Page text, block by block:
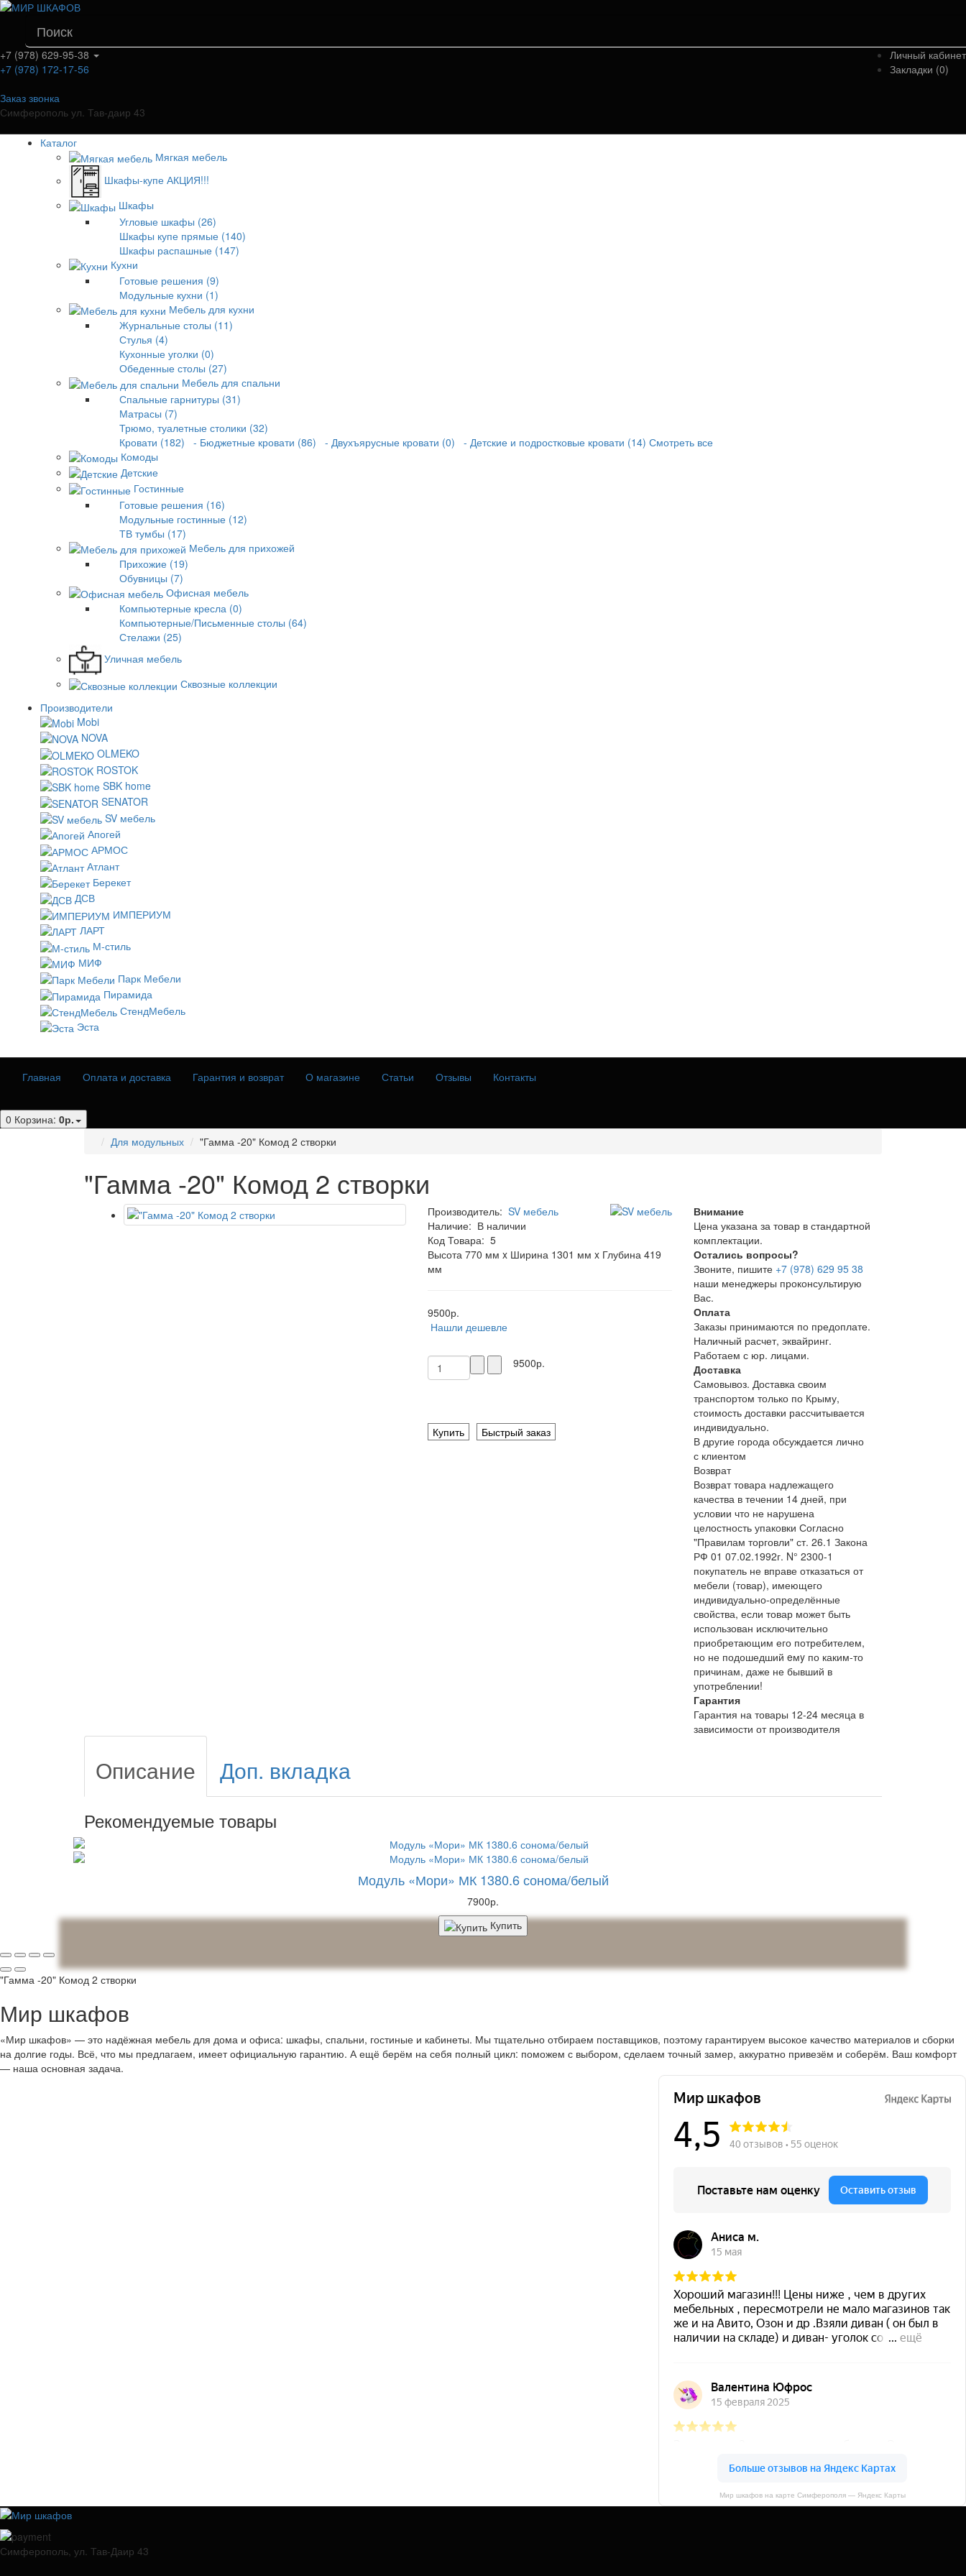
Личный кабинет
Закладки (0)
+7 (978) 629-95-38
+7 (978) 172-17-56
Заказ звонка
Симферополь ул. Тав-даир 43
Каталог
Мягкая мебель
Шкафы-купе АКЦИЯ!!!
Шкафы
Угловые шкафы (26)
Шкафы купе прямые (140)
Шкафы распашные (147)
Кухни
Готовые решения (9)
Модульные кухни (1)
Мебель для кухни
Журнальные столы (11)
Стулья (4)
Кухонные уголки (0)
Обеденные столы (27)
Мебель для спальни
Спальные гарнитуры (31)
Матрасы (7)
Трюмо, туалетные столики (32)
Кровати (182)
- Бюджетные кровати (86) - Двухъярусные кровати (0) - Детские и подростковые кровати (14) Смотреть все
Комоды
Детские
Гостинные
Готовые решения (16)
Модульные гостинные (12)
ТВ тумбы (17)
Мебель для прихожей
Прихожие (19)
Обувницы (7)
Офисная мебель
Компьютерные кресла (0)
Компьютерные/Письменные столы (64)
Стелажи (25)
Уличная мебель
Сквозные коллекции
Производители
Mobi
NOVA
OLMEKO
ROSTOK
SBK home
SENATOR
SV мебель
Апогей
АРМОС
Атлант
Берекет
ДСВ
ИМПЕРИУМ
ЛАРТ
М-стиль
МИФ
Парк Мебели
Пирамида
СтендМебель
Эста
Главная Оплата и доставка Гарантия и возврат О магазине Статьи Отзывы Контакты
0 Корзина: 0р.
Для модульных
"Гамма -20" Комод 2 створки
"Гамма -20" Комод 2 створки
Производитель: SV мебель
Наличие: В наличии
Код Товара: 5
Высота 770 мм x Ширина 1301 мм x Глубина 419
мм
9500р.
Нашли дешевле
9500р.
Купить Быстрый заказ
Внимание
Цена указана за товар в стандартной
комплектации.
Остались вопросы?
Звоните, пишите +7 (978) 629 95 38
наши менеджеры проконсультирую
Вас.
Оплата
Заказы принимаются по предоплате.
Наличный расчет, эквайринг.
Работаем с юр. лицами.
Доставка
Самовывоз. Доставка своим
транспортом только по Крыму,
стоимость доставки рассчитывается
индивидуально.
В другие города обсуждается лично
с клиентом
Возврат
Возврат товара надлежащего
качества в течении 14 дней, при
условии что не нарушена
целостность упаковки Согласно
"Правилам торговли" ст. 26.1 Закона
РФ 01 07.02.1992г. N° 2300-1
покупатель не вправе отказаться от
мебели (товар), имеющего
индивидуально-определённые
свойства, если товар может быть
использован исключительно
приобретающим его потребителем,
но не подошедший eмy по каким-то
причинам, даже не бывший в
употреблении!
Гарантия
Гарантия на товары 12-24 месяца в
зависимости от производителя
Описание Доп. вкладка
Рекомендуемые товары
Модуль «Мори» МК 1380.6 сонома/белый
7900р.
Купить
"Гамма -20" Комод 2 створки
Мир шкафов
«Мир шкафов» — это надёжная мебель для дома и офиса: шкафы, спальни, гостиные и кабинеты. Мы тщательно отбираем поставщиков, поэтому гарантируем высокое качество материалов и сборки
на долгие годы. Всё, что мы предлагаем, имеет официальную гарантию. А ещё берём на себя полный цикл: поможем с выбором, сделаем точный замер, аккуратно привезём и соберём. Ваш комфорт
— наша основная задача.
Мир шкафов на карте Симферополя — Яндекс Карты
Симферополь, ул. Тав-Даир 43